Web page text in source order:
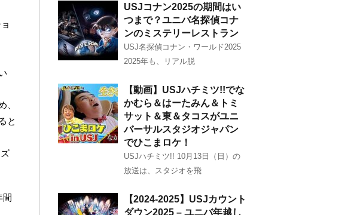
、
と
間
USJコナン2025の期間はい
つまで？ユニバ名探偵コナ
ンのミステリーレストラン
USJ名探偵コナン・ワールド2025
2025年も、リアル脱
【動画】USJハチミツ!!でな
かむら＆はーたみん＆トミ
サット＆東＆タコスがユニ
バーサルスタジオジャパン
でひこまロケ！
USJハチミツ!! 10月13日（日）の
放送は、スタジオを飛
【2024-2025】USJカウント
ダウン2025 – ユニバ年越し